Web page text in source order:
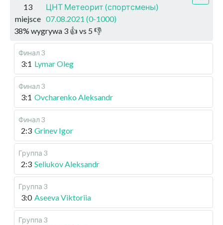
13
miejsce
ЦНТ Метеорит (спортсмены)
07.08.2021 (0-1000)
38% wygrywa 3 👍 vs 5 👎
Финал 3
3:1 Lymar Oleg
Финал 3
3:1 Ovcharenko Aleksandr
Финал 3
2:3 Grinev Igor
Группа 3
2:3 Seliukov Aleksandr
Группа 3
3:0 Aseeva Viktoriia
Группа 3